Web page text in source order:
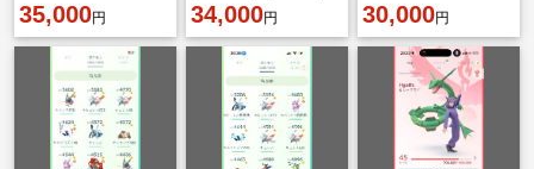
35,000円
ー向け★ミュウツー複
数★ザシアン★即戦力
34,000円 30,000円